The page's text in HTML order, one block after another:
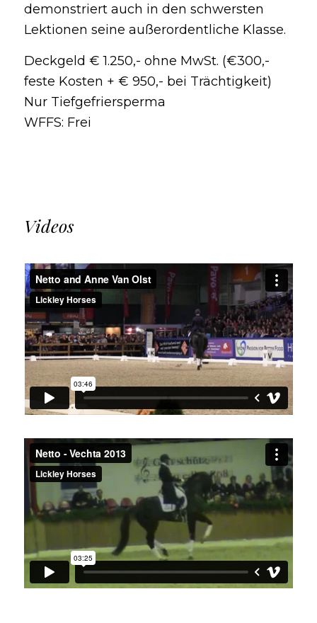
demonstriert auch in den schwersten
Lektionen seine außerordentliche Klasse.
Deckgeld € 1.250,- ohne MwSt. (€300,-
feste Kosten + € 950,- bei Trächtigkeit)
Nur Tiefgefriersperma
WFFS: Frei
Videos